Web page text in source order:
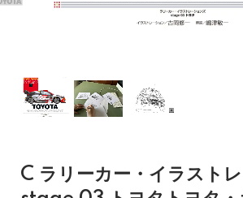
C ラリーカー・イラスト